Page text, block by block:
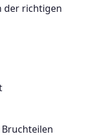
der richtigen